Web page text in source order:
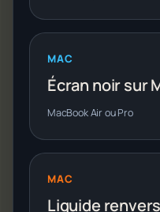
MAC
Écran noir sur
MacBook Air ou Pro
MAC
Liquide